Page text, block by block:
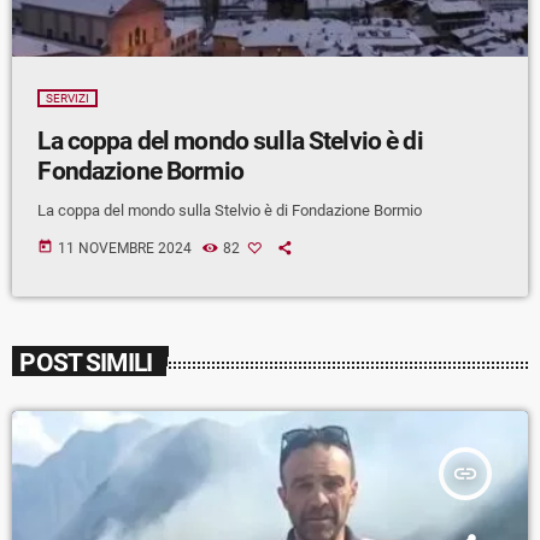
SERVIZI
La coppa del mondo sulla Stelvio è di
Fondazione Bormio
La coppa del mondo sulla Stelvio è di Fondazione Bormio
today 11 NOVEMBRE 2024 82
POST SIMILI
insert_link